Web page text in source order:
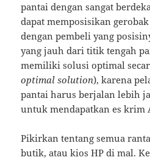
pantai dengan sangat
dapat memposisikan
dengan pembeli yang
yang jauh dari titik tengah
memiliki solusi optimal
optimal solution), karena
pantai harus berjalan lebih
untuk mendapatkan es krim
Pikirkan tentang semua
butik, atau kios HP di mal.